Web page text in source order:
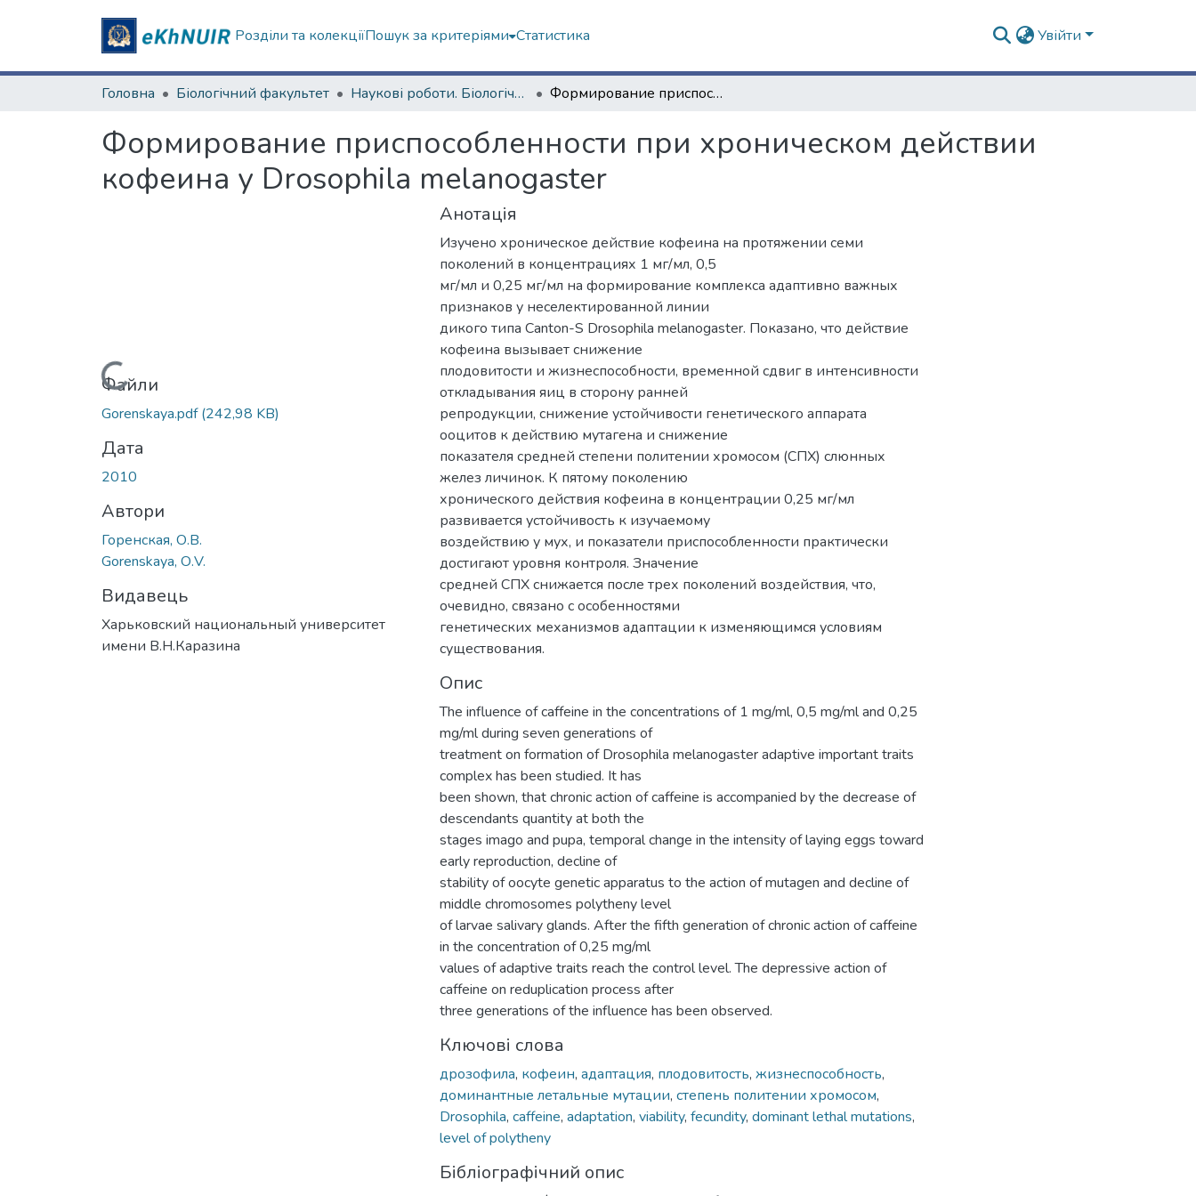
Розділи та колекціїПошук за критеріями Статистика Увійти
Головна Біологічний факультет Наукові роботи. Біологічний факультет Формирование приспособленности при хроническом действии кофеина у Drosophila melanogaster
Формирование приспособленности при хроническом действии
кофеина у Drosophila melanogaster
Вантажиться...
Файли
Gorenskaya.pdf(242,98 KB)
Дата
2010
Автори
Горенская, О.В.
Gorenskaya, О.V.
Видавець
Харьковский национальный университет
имени В.Н.Каразина
Анотація
Изучено хроническое действие кофеина на протяжении семи
поколений в концентрациях 1 мг/мл, 0,5
мг/мл и 0,25 мг/мл на формирование комплекса адаптивно важных
признаков у неселектированной линии
дикого типа Canton-S Drosophila melanogaster. Показано, что действие
кофеина вызывает снижение
плодовитости и жизнеспособности, временной сдвиг в интенсивности
откладывания яиц в сторону ранней
репродукции, снижение устойчивости генетического аппарата
ооцитов к действию мутагена и снижение
показателя средней степени политении хромосом (СПХ) слюнных
желез личинок. К пятому поколению
хронического действия кофеина в концентрации 0,25 мг/мл
развивается устойчивость к изучаемому
воздействию у мух, и показатели приспособленности практически
достигают уровня контроля. Значение
средней СПХ снижается после трех поколений воздействия, что,
очевидно, связано с особенностями
генетических механизмов адаптации к изменяющимся условиям
существования.
Опис
The influence of caffeine in the concentrations of 1 mg/ml, 0,5 mg/ml and 0,25
mg/ml during seven generations of
treatment on formation of Drosophila melanogaster adaptive important traits
complex has been studied. It has
been shown, that chronic action of caffeine is accompanied by the decrease of
descendants quantity at both the
stages imago and pupa, temporal change in the intensity of laying eggs toward
early reproduction, decline of
stability of oocyte genetic apparatus to the action of mutagen and decline of
middle chromosomes polytheny level
of larvae salivary glands. After the fifth generation of chronic action of caffeine
in the concentration of 0,25 mg/ml
values of adaptive traits reach the control level. The depressive action of
caffeine on reduplication process after
three generations of the influence has been observed.
Ключові слова
дрозофила, кофеин, адаптация, плодовитость, жизнеспособность,
доминантные летальные мутации, степень политении хромосом,
Drosophila, caffeine, adaptation, viability, fecundity, dominant lethal mutations,
level of polytheny
Бібліографічний опис